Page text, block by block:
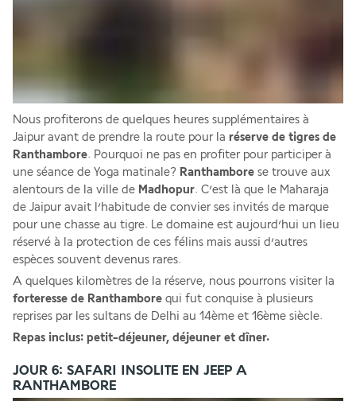
Nous profiterons de quelques heures supplémentaires à
Jaipur avant de prendre la route pour la réserve de tigres de
Ranthambore. Pourquoi ne pas en profiter pour participer à
une séance de Yoga matinale? Ranthambore se trouve aux
alentours de la ville de Madhopur. C’est là que le Maharaja
de Jaipur avait l’habitude de convier ses invités de marque
pour une chasse au tigre. Le domaine est aujourd’hui un lieu
réservé à la protection de ces félins mais aussi d’autres
espèces souvent devenus rares.
forteresse de Ranthambore qui fut conquise à plusieurs
reprises par les sultans de Delhi au 14ème et 16ème siècle.
Repas inclus: petit-déjeuner, déjeuner et dîner.
JOUR 6: SAFARI INSOLITE EN JEEP A
RANTHAMBORE